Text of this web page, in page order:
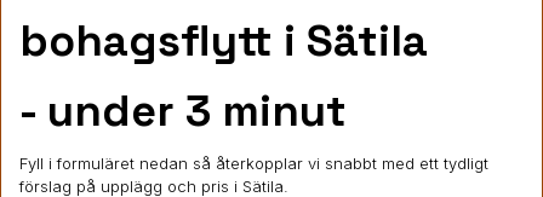
bohagsflytt i Sätila
- under 3 minut
Fyll i formuläret nedan så återkopplar vi snabbt med ett tydligt
förslag på upplägg och pris i Sätila.